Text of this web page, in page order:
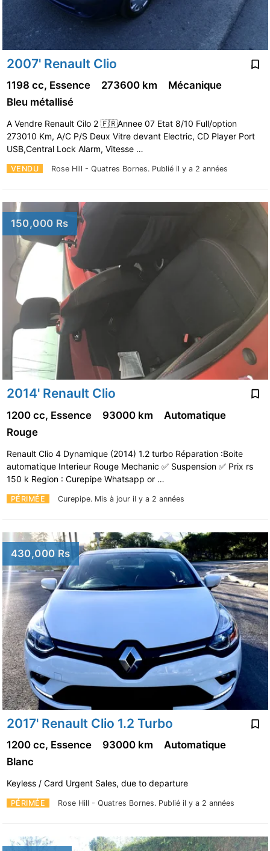
2007' Renault Clio
VENDU Rose Hill - Quatres Bornes. Publié il y a 2 années
1198 cc, Essence 273600 km
Mécanique
Bleu métallisé
A Vendre Renault Cilo 2 🇫🇷Annee 07 Etat 8/10 Full/option
273010 Km, A/C P/S Deux Vitre devant Electric, CD Player Port
USB,Central Lock Alarm, Vitesse …
150,000 Rs
2014' Renault Clio
PÉRIMÉE Curepipe. Mis à jour il y a 2 années
1200 cc, Essence 93000 km
Automatique
Rouge
Renault Clio 4 Dynamique (2014) 1.2 turbo Réparation :Boite
automatique Interieur Rouge Mechanic ✅ Suspension ✅ Prix rs
150 k Region : Curepipe Whatsapp or …
430,000 Rs
2017' Renault Clio 1.2 Turbo
PÉRIMÉE Rose Hill - Quatres Bornes. Publié il y a 2 années
1200 cc, Essence 93000 km
Automatique
Blanc
Keyless / Card Urgent Sales, due to departure